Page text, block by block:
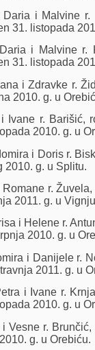
Daria i Malvine r.
31. listopada
i Malvine r.
31. listopada
i Zdravke r.
2010. g. u
Ivane r. Barišić,
2010. g. u
i Doris r.
2010. g. u Splitu.
r.
2011. g. u
i Helene r.
2010. g. u
i Danijele r.
2011. g. u
i Ivane r.
2010. g. u
i Vesne r.
g. u Orebiću.